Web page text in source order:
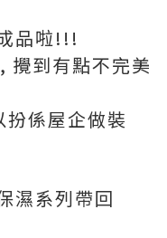
品啦!!!
攪到有點不完美
係屋企做裝
濕系列帶回